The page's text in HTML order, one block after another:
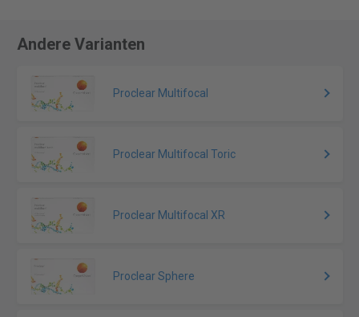
Andere Varianten
Proclear Multifocal
Proclear Multifocal Toric
Proclear Multifocal XR
Proclear Sphere